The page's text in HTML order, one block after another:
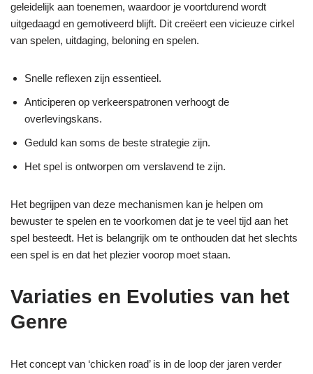
geleidelijk aan toenemen, waardoor je voortdurend wordt
uitgedaagd en gemotiveerd blijft. Dit creëert een vicieuze cirkel
van spelen, uitdaging, beloning en spelen.
Snelle reflexen zijn essentieel.
Anticiperen op verkeerspatronen verhoogt de
overlevingskans.
Geduld kan soms de beste strategie zijn.
Het spel is ontworpen om verslavend te zijn.
Het begrijpen van deze mechanismen kan je helpen om
bewuster te spelen en te voorkomen dat je te veel tijd aan het
spel besteedt. Het is belangrijk om te onthouden dat het slechts
een spel is en dat het plezier voorop moet staan.
Variaties en Evoluties van het
Genre
Het concept van ‘chicken road’ is in de loop der jaren verder